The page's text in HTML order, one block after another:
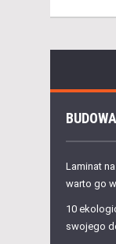
BUDOWA
Laminat
warto go
10
swojego